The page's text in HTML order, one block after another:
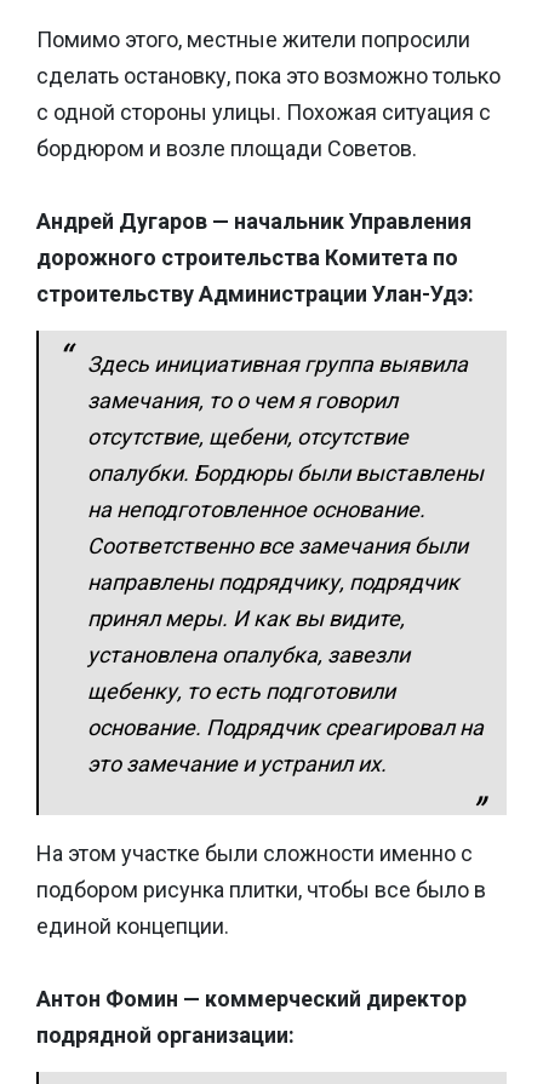
Помимо этого, местные жители попросили
сделать остановку, пока это возможно только
с одной стороны улицы. Похожая ситуация с
бордюром и возле площади Советов.
Андрей Дугаров — начальник Управления
дорожного строительства Комитета по
строительству Администрации Улан-Удэ:
Здесь инициативная группа выявила
замечания, то о чем я говорил
отсутствие, щебени, отсутствие
опалубки. Бордюры были выставлены
на неподготовленное основание.
Соответственно все замечания были
направлены подрядчику, подрядчик
принял меры. И как вы видите,
установлена опалубка, завезли
щебенку, то есть подготовили
основание. Подрядчик среагировал на
это замечание и устранил их.
На этом участке были сложности именно с
подбором рисунка плитки, чтобы все было в
единой концепции.
Антон Фомин — коммерческий директор
подрядной организации: